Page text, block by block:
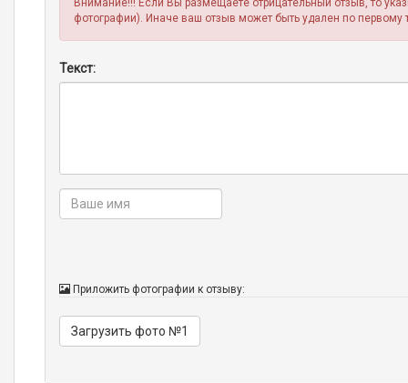
Внимание!!! Если Вы размещаете отрицательный отзыв, то
фотографии). Иначе ваш отзыв может быть удален по первому
Текст:
Приложить фотографии к отзыву:
Загрузить фото №1